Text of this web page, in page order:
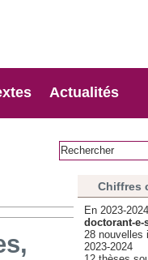
Actualités
Chiffres
En 2023-
doctorant-e-
28 nouvelles
2023-2024